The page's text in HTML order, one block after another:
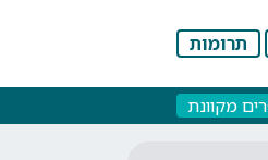
תרומות
מקוונת